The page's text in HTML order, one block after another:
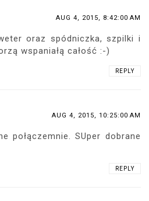
AUG 4, 2015, 8:42:00 AM
oraz spódniczka, szpilki i
wspaniałą całość :-)
REPLY
AUG 4, 2015, 10:25:00 AM
połączemnie. SUper dobrane
REPLY